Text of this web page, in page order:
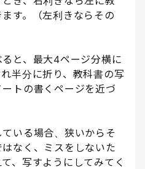
す。（左利きならその
と、最大4ページ分横に
半分に折り、教科書の写
トの書くページを近づ
いる場合、狭いからそ
なく、ミスをしないた
、写すようにしてみてく